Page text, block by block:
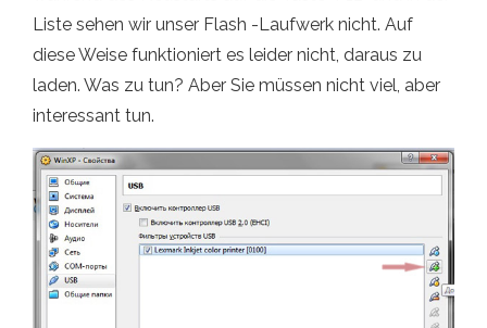
Liste sehen wir unser Flash -Laufwerk nicht. Auf
diese Weise funktioniert es leider nicht, daraus zu
laden. Was zu tun? Aber Sie müssen nicht viel, aber
interessant tun.